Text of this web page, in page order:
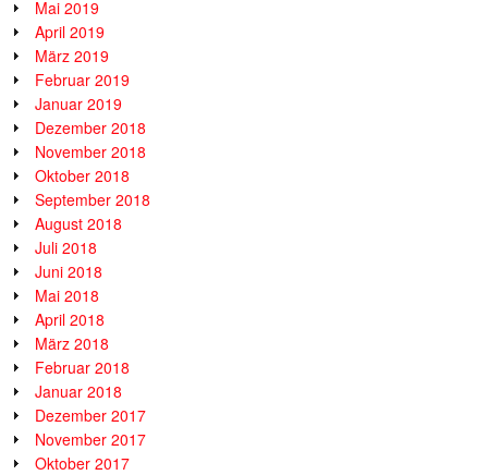
Mai 2019
April 2019
März 2019
Februar 2019
Januar 2019
Dezember 2018
November 2018
Oktober 2018
September 2018
August 2018
Juli 2018
Juni 2018
Mai 2018
April 2018
März 2018
Februar 2018
Januar 2018
Dezember 2017
November 2017
Oktober 2017